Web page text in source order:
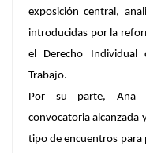
exposición central,
introducidas por la
el Derecho Individual
Trabajo.
Por su parte, Ana
convocatoria alcanzada
tipo de encuentros para